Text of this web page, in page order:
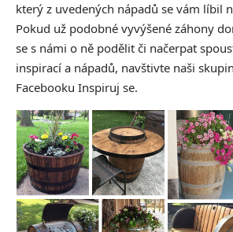
který z uvedených nápadů se vám líbil
Pokud už podobné vyvýšené záhony
se s námi o ně podělit či načerpat
inspirací a nápadů, navštivte naši
Facebooku Inspiruj se.